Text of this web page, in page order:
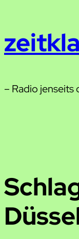
springen
– Radio jenseits